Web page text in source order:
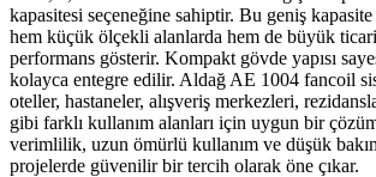
kapasitesi seçeneğine sahiptir. Bu geniş kapasite
hem küçük ölçekli alanlarda hem de büyük
performans gösterir. Kompakt gövde yapısı
kolayca entegre edilir. Aldağ AE 1004 fancoil
oteller, hastaneler, alışveriş merkezleri,
gibi farklı kullanım alanları için uygun bir
verimlilik, uzun ömürlü kullanım ve düşük
projelerde güvenilir bir tercih olarak öne çıkar.